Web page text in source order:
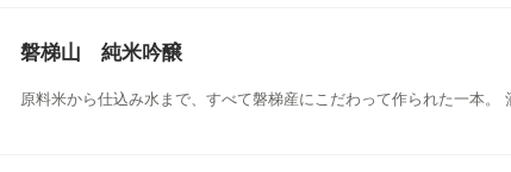
磐梯山 純米吟醸
原料米から仕込み水まで、すべて磐梯産にこだわって作られた一本。